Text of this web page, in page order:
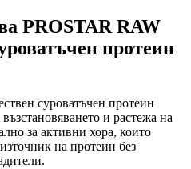
PROSTAR RAW
протеин
суроватъчен протеин
и растежа на
за активни хора, които
на протеин без